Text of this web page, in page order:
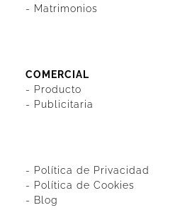
- Matrimonios
COMERCIAL
- Producto
- Publicitaria
- Política de Privacidad
- Política de Cookies
- Blog